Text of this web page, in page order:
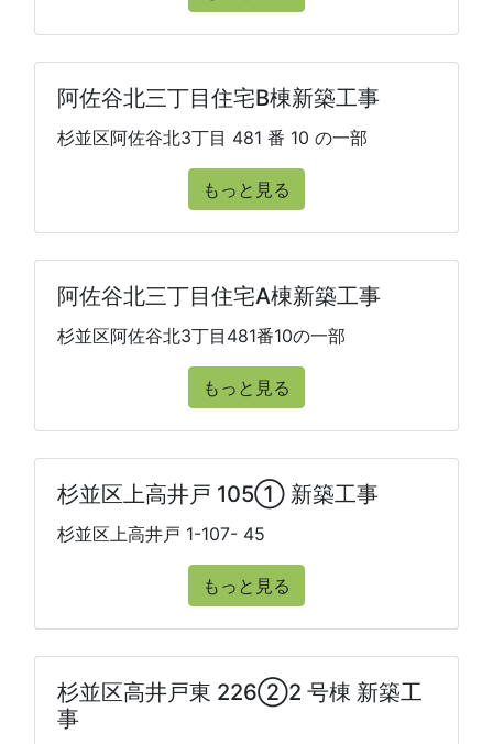
阿佐谷北三丁目住宅B棟新築工事
杉並区阿佐谷北3丁目 481 番 10 の一部
もっと見る
阿佐谷北三丁目住宅A棟新築工事
杉並区阿佐谷北3丁目481番10の一部
もっと見る
杉並区上高井戸 105① 新築工事
杉並区上高井戸 1-107- 45
もっと見る
杉並区高井戸東 226②2 号棟 新築工
事